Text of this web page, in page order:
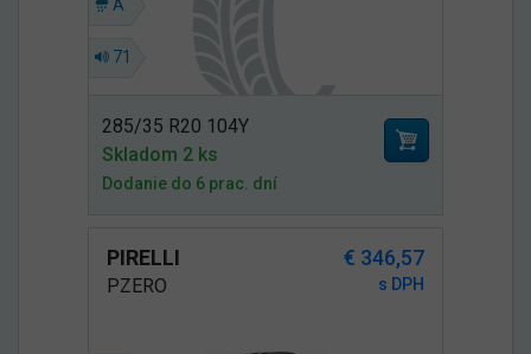
A
71
285/35 R20 104Y
Skladom 2 ks
Dodanie do 6 prac. dní
PIRELLI € 346,57
PZERO s DPH